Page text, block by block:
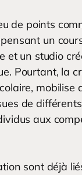
de points
un
et un studio
Pourtant, la
mobilise
de
aux
sont déjà